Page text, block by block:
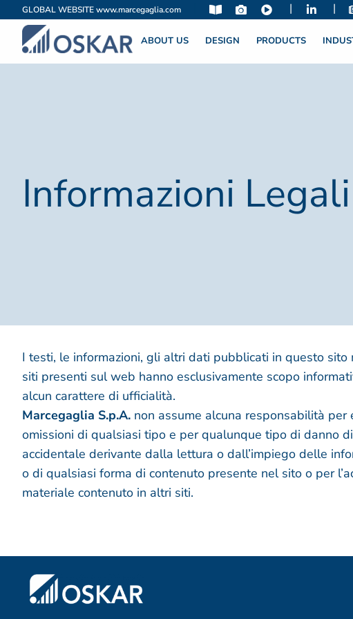
GLOBAL WEBSITEwww.marcegaglia.com | |
ABOUT US DESIGN PRODUCTS
Informazioni Legali
I testi, le informazioni, gli altri dati pubblicati in questo sito
siti presenti sul web hanno esclusivamente scopo
alcun carattere di ufficialità.
Marcegaglia S.p.A. non assume alcuna responsabilità per
omissioni di qualsiasi tipo e per qualunque tipo di danno
accidentale derivante dalla lettura o dall’impiego delle
o di qualsiasi forma di contenuto presente nel sito o per
materiale contenuto in altri siti.